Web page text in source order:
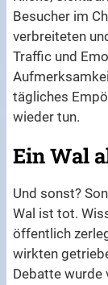
Besucher im
verbreiteten
Traffic und
tägliches
wieder tun.
Ein Wal
Und sonst?
Wal ist tot.
öffentlich
wirkten
Debatte wurde